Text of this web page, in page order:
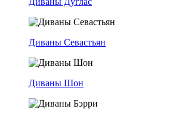
Диваны Севастьян
Диваны Шон